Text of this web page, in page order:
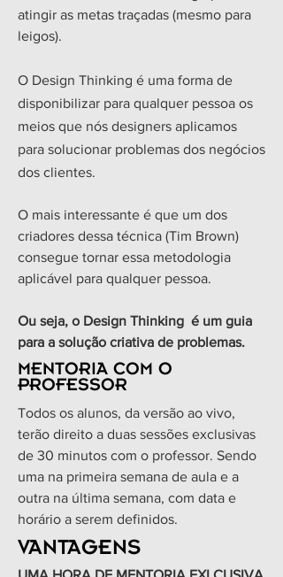
atingir as metas traçadas (mesmo para
leigos).
O Design Thinking é uma forma de
disponibilizar para qualquer pessoa os
meios que nós designers aplicamos
para solucionar problemas dos negócios
dos clientes.
O mais interessante é que um dos
criadores dessa técnica (Tim Brown)
consegue tornar essa metodologia
aplicável para qualquer pessoa.
Ou seja, o Design Thinking é um guia
para a solução criativa de problemas.
MENTORIA COM O
PROFESSOR
Todos os alunos, da versão ao vivo,
terão direito a duas sessões exclusivas
de 30 minutos com o professor. Sendo
uma na primeira semana de aula e a
outra na última semana, com data e
horário a serem definidos.
VANTAGENS